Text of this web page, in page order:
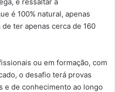
é 100% natural, apenas
ter apenas cerca de 160
ou em formação, com
o desafio terá provas
e de conhecimento ao longo